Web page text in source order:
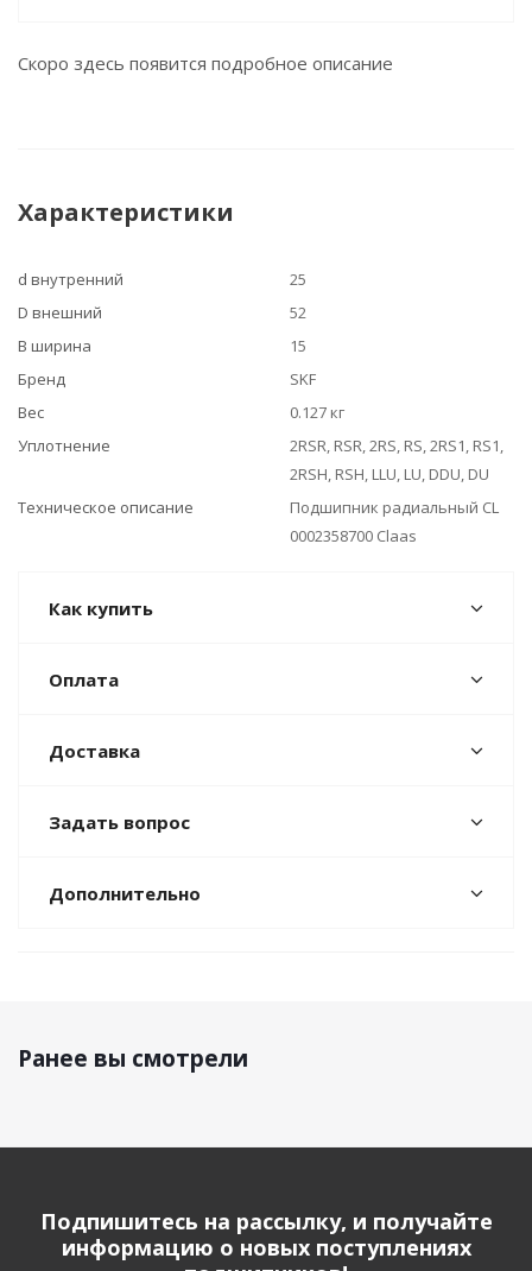
Скоро здесь появится подробное описание
Характеристики
d внутренний
25
D внешний
52
B ширина
15
Бренд
SKF
Вес
0.127 кг
Уплотнение
2RSR, RSR, 2RS, RS, 2RS1, RS1,
2RSH, RSH, LLU, LU, DDU, DU
Техническое описание
Подшипник радиальный CL
0002358700 Claas
Как купить
Оплата
Доставка
Задать вопрос
Дополнительно
Ранее вы смотрели
Подпишитесь на рассылку, и получайте
информацию о новых поступлениях